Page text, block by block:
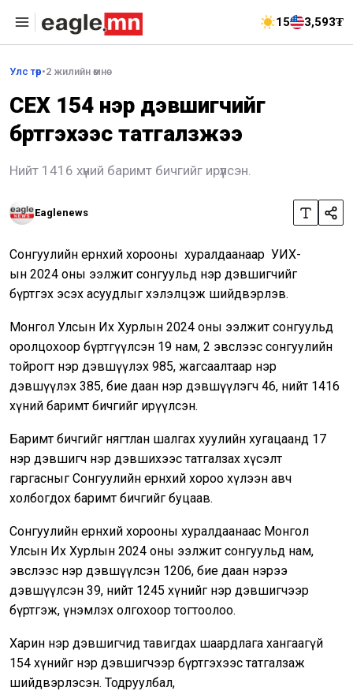
15 3,593₮
Улс төр•2 жилийн өмнө
СЕХ 154 нэр дэвшигчийг
бүртгэхээс татгалзжээ
Нийт 1416 хүний баримт бичгийг ирүүлсэн.
Eaglenews
Сонгуулийн ерөнхий хорооны хуралдаанаар УИХ-
ын 2024 оны ээлжит сонгуульд нэр дэвшигчийг
бүртгэх эсэх асуудлыг хэлэлцэж шийдвэрлэв.
Монгол Улсын Их Хурлын 2024 оны ээлжит сонгуульд
оролцохоор бүртгүүлсэн 19 нам, 2 эвслээс сонгуулийн
тойрогт нэр дэвшүүлэх 985, жагсаалтаар нэр
дэвшүүлэх 385, бие даан нэр дэвшүүлэгч 46, нийт 1416
хүний баримт бичгийг ирүүлсэн.
Баримт бичгийг нягтлан шалгах хуулийн хугацаанд 17
нэр дэвшигч нэр дэвшихээс татгалзах хүсэлт
гаргасныг Сонгуулийн ерөнхий хороо хүлээн авч
холбогдох баримт бичгийг буцаав.
Сонгуулийн ерөнхий хорооны хуралдаанаас Монгол
Улсын Их Хурлын 2024 оны ээлжит сонгуульд нам,
эвслээс нэр дэвшүүлсэн 1206, бие даан нэрээ
дэвшүүлсэн 39, нийт 1245 хүнийг нэр дэвшигчээр
бүртгэж, үнэмлэх олгохоор тогтоолоо.
Харин нэр дэвшигчид тавигдах шаардлага хангаагүй
154 хүнийг нэр дэвшигчээр бүртгэхээс татгалзаж
шийдвэрлэсэн. Тодруулбал,